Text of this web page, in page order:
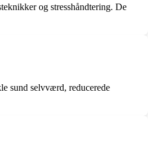
og stresshåndtering. De
sund selvværd, reducerede